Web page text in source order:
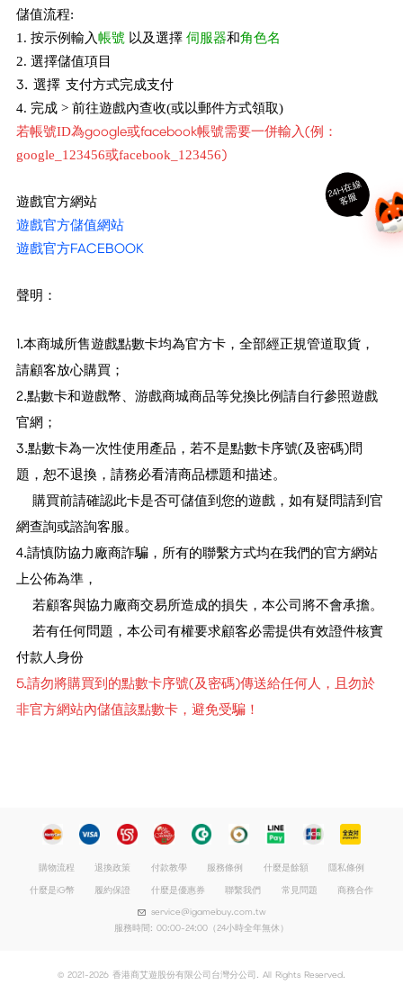
儲值流程:
1. 按示例輸入帳號 以及選擇伺服器和角色名
2. 選擇儲值項目
3. 選擇 支付方式完成支付
4. 完成 > 前往遊戲內查收(或以郵件方式領取)
若帳號ID為google或facebook帳號需要一併輸入(例：
google_123456或facebook_123456)
遊戲官方網站
遊戲官方儲值網站
遊戲官方FACEBOOK
聲明：
1.本商城所售遊戲點數卡均為官方卡，全部經正規管道取貨，
請顧客放心購買；
2.點數卡和遊戲幣、游戲商城商品等兌換比例請自行參照遊戲
官網；
3.點數卡為一次性使用產品，若不是點數卡序號(及密碼)問
題，恕不退換，請務必看清商品標題和描述。
購買前請確認此卡是否可儲值到您的遊戲，如有疑問請到官
網查詢或諮詢客服。
4.請慎防協力廠商詐騙，所有的聯繫方式均在我們的官方網站
上公佈為準，
若顧客與協力廠商交易所造成的損失，本公司將不會承擔。
若有任何問題，本公司有權要求顧客必需提供有效證件核實
付款人身份
5.請勿將購買到的點數卡序號(及密碼)傳送給任何人，且勿於
非官方網站內儲值該點數卡，避免受騙！
購物流程 退換政策 付款教學 服務條例 什麼是餘額
隱私條例
什麼是iG幣
履約保證 什麼是優惠券 聯繫我們 常見問題
商務合作
service@igamebuy.com.tw
服務時間: 00:00-24:00（24小時全年無休）
© 2021-2026 香港商艾遊股份有限公司台灣分公司. All Rights Reserved.
24
H
在
線
客
服